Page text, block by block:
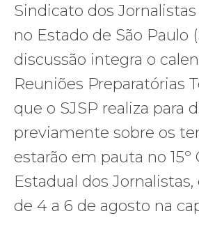
Sindicato dos
no Estado de São Paulo
discussão integra o
Reuniões Preparatórias
que o SJSP realiza para
previamente sobre os
estarão em pauta no 15º
Estadual dos
de 4 a 6 de agosto na